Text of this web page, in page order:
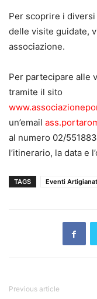
Per scoprire i
delle visite guidate,
associazione.
Per partecipare alle
tramite il sito
un’email
al numero 02/
l’itinerario, la data e
TAGS Eventi
Previous article